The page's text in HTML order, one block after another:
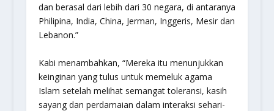
dan berasal dari lebih dari 30 negara, di antaranya
Philipina, India, China, Jerman, Inggeris, Mesir dan
Lebanon.”
Kabi menambahkan, “Mereka itu menunjukkan
keinginan yang tulus untuk memeluk agama
Islam setelah melihat semangat toleransi, kasih
sayang dan perdamaian dalam interaksi sehari-